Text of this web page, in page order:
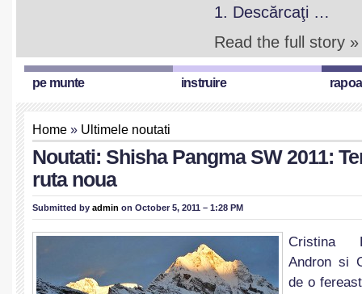
1. Descărcaţi …
Read the full story »
pe munte instruire
Home » Ultimele noutati
Noutati: Shisha Pangma SW 2011:
ruta noua
Submitted by admin on October 5, 2011 – 1:28 PM
Cristina
Andron si
de o